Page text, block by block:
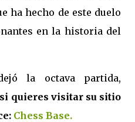
ha hecho de este duelo
en la historia del
la octava partida,
si quieres visitar su sitio
Chess Base.